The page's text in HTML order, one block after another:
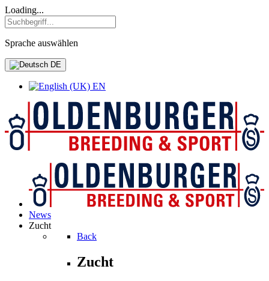
Loading...
Sprache auswählen
DE
EN
News
Zucht
Back
Zucht